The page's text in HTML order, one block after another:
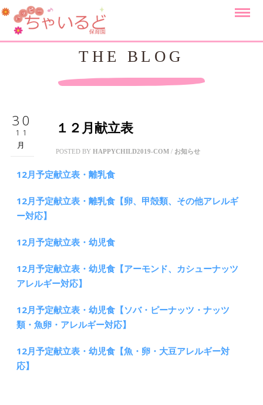
THE BLOG
30
11
月
１２月献立表
POSTED BY HAPPYCHILD2019-COM/ お知らせ
12月予定献立表・離乳食
12月予定献立表・離乳食【卵、甲殻類、その他アレルギ
ー対応】
12月予定献立表・幼児食
12月予定献立表・幼児食【アーモンド、カシューナッツ
アレルギー対応】
12月予定献立表・幼児食【ソバ・ピーナッツ・ナッツ
類・魚卵・アレルギー対応】
12月予定献立表・幼児食【魚・卵・大豆アレルギー対
応】